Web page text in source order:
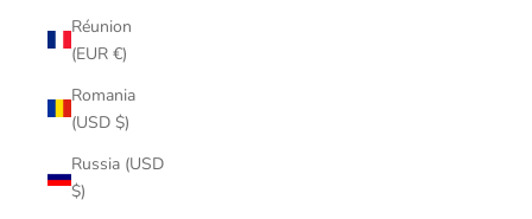
Réunion
(EUR €)
Romania
(USD $)
Russia (USD
$)